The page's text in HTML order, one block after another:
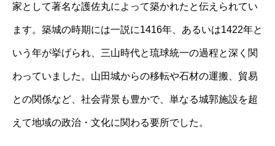
家として著名な護佐丸によって築かれたと伝えられてい
ます。築城の時期には一説に1416年、あるいは1422年と
いう年が挙げられ、三山時代と琉球統一の過程と深く関
わっていました。山田城からの移転や石材の運搬、貿易
との関係など、社会背景も豊かで、単なる城郭施設を超
えて地域の政治・文化に関わる要所でした。